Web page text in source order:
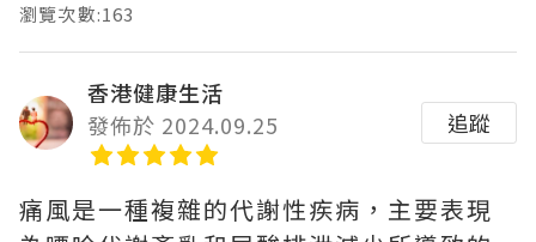
瀏覽次數:163
香港健康生活
發佈於 2024.09.25
追蹤
痛風是一種複雜的代謝性疾病，主要表現